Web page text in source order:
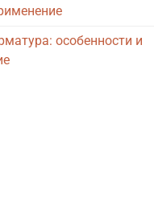
особенности и